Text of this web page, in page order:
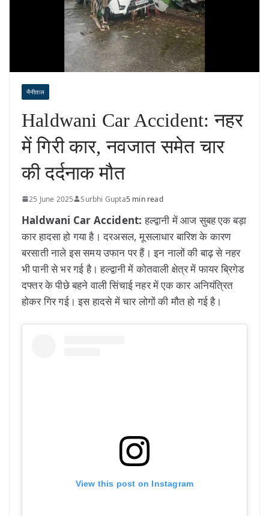
नैनीताल
Haldwani Car Accident: नहर
में गिरी कार, नवजात समेत चार
की दर्दनाक मौत
25 June 2025 Surbhi Gupta5 min read
Haldwani Car Accident:हल्द्वानी में आज सुबह एक बड़ा
कार हादसा हो गया है। दरअसल, मूसलाधार बारिश के कारण
बरसाती नाले इस समय उफान पर हैं। इन नालों की बाढ़ से नहर
भी पानी से भर गई है। हल्द्वानी में कोतवाली क्षेत्र में फायर ब्रिगेड
दफ्तर के पीछे बहने वाली सिंचाई नहर में एक कार अनियंत्रित
होकर गिर गई। इस हादसे में चार लोगों की मौत हो गई है।
View this post on Instagram